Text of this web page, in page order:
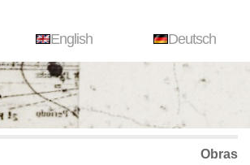
English Deutsch
Obras